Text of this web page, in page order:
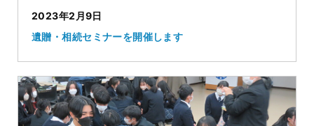
2023年2月9日
遺贈・相続セミナーを開催します